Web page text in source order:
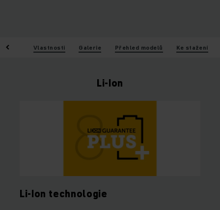
Vlastnosti Galerie Přehled modelů Ke stažení
Li-Ion
Li-Ion technologie